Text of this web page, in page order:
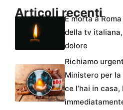
Articoli recenti
È morta a Roma
della tv
dolore
Richiamo
Ministero per la
ce l’hai in